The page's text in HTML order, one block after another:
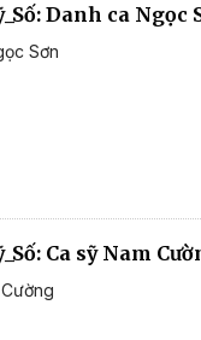
Danh ca Ngọc
Sơn
Ca sỹ Nam